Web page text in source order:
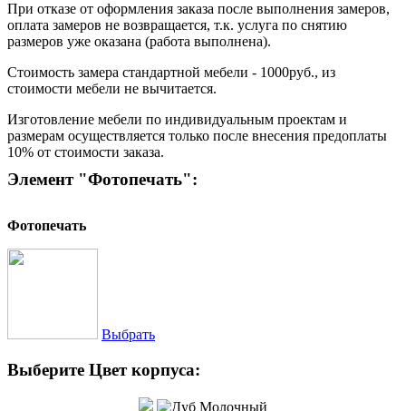
При отказе от оформления заказа после выполнения замеров,
оплата замеров не возвращается, т.к. услуга по снятию
размеров уже оказана (работа выполнена).
Стоимость замера стандартной мебели - 1000руб., из
стоимости мебели не вычитается.
Изготовление мебели по индивидуальным проектам и
размерам осуществляется только после внесения предоплаты
10% от стоимости заказа.
Элемент "Фотопечать":
Фотопечать
Выбрать
Выберите Цвет корпуса: